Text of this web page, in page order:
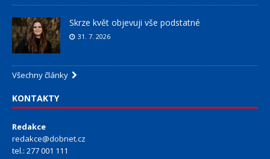
Skrze květ objevuji vše podstatné
31. 7. 2026
Všechny články
KONTAKTY
Redakce
redakce@dobnet.cz
tel.: 277 001 111